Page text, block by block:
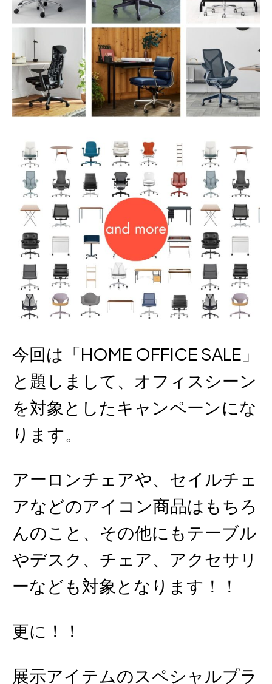
今回は「HOME OFFICE SALE」
と題しまして、オフィスシーン
を対象としたキャンペーンにな
ります。
アーロンチェアや、セイルチェ
アなどのアイコン商品はもちろ
んのこと、その他にもテーブル
やデスク、チェア、アクセサリ
ーなども対象となります！！
更に！！
展示アイテムのスペシャルプラ